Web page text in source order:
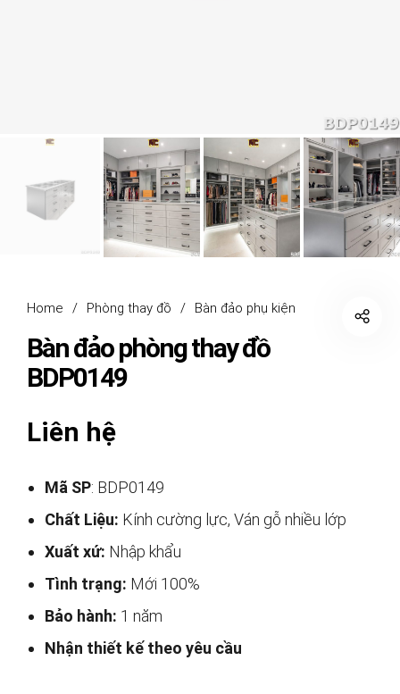
Home / Phòng thay đồ / Bàn đảo phụ kiện
Bàn đảo phòng thay đồ
BDP0149
Liên hệ
Mã SP: BDP0149
Chất Liệu: Kính cường lực, Ván gỗ nhiều lớp
Xuất xứ: Nhập khẩu
Tình trạng: Mới 100%
Bảo hành: 1 năm
Nhận thiết kế theo yêu cầu